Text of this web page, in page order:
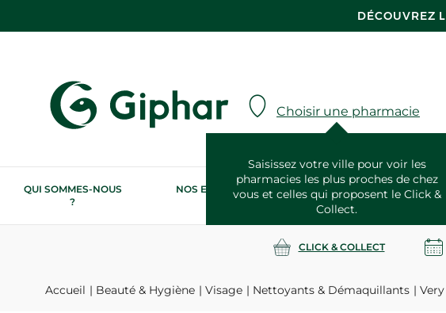
DÉCOUVREZ
Choisir une pharmacie
Saisissez votre ville pour voir les
pharmacies les plus proches de chez
vous et celles qui proposent le Click &
Collect.
QUI SOMMES-NOUS
?
NOS ENGAGEMENTS
RSE
NOS SERVICES
SANTÉ
CLICK & COLLECT
Accueil Beauté & Hygiène Visage Nettoyants & Démaquillants